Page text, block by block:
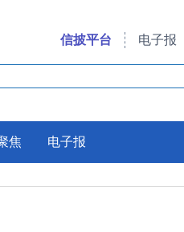
信披平台 电子报
焦 电子报